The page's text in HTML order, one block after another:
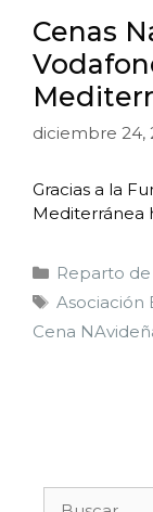
Cenas
diciembre 24,
Gracias a la
Mediterránea
Reparto
Asociación
Cena